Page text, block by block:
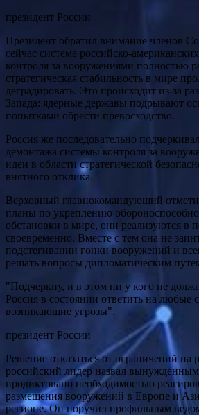
президент России
Президент обратил внимание членов
сейчас система российско-
контроля за вооружениями полностью
стратегическая стабильность в мире
деградировать. Это происходит из-за
Запада: ядерные державы подрывают
попытками обрести превосходство.
Россия же последовательно
демонтажа системы контроля за
идеи в области стратегической
внятного отклика.
Верховный главнокомандующий
планы по укреплению
обстановки в мире, они реализуются в
своевременно. Вместе с тем она не
подстегивании гонки вооружений и
решать вопросы дипломатическим
"Подчеркну, и в этом ни у кого не
Россия в состоянии ответить на
возникающие угрозы".
президент России
Решение отказаться от ограничений
российский лидер назвал
продиктовано необходимостью
размещения вооружений в Европе и
регионе. Он поручил профильным